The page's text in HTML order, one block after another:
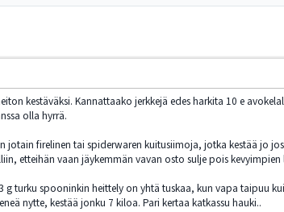
kestäväksi. Kannattaako jerkkejä edes harkita 10 e
olla hyrrä.
jotain firelinen tai spiderwaren kuitusiimoja, jotka kestää jo
etteihän vaan jäykemmän vavan osto sulje pois
g turku spooninkin heittely on yhtä tuskaa, kun vapa taipuu
nytte, kestää jonku 7 kiloa. Pari kertaa katkassu hauki..